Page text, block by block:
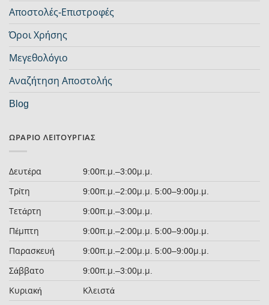
Αποστολές-Επιστροφές
Όροι Χρήσης
Μεγεθολόγιο
Αναζήτηση Αποστολής
Blog
ΩΡΆΡΙΟ ΛΕΙΤΟΥΡΓΊΑΣ
Δευτέρα 9:00π.μ.–3:00μ.μ.
Τρίτη 9:00π.μ.–2:00μ.μ. 5:00–9:00μ.μ.
Τετάρτη 9:00π.μ.–3:00μ.μ.
Πέμπτη 9:00π.μ.–2:00μ.μ. 5:00–9:00μ.μ.
Παρασκευή 9:00π.μ.–2:00μ.μ. 5:00–9:00μ.μ.
Σάββατο 9:00π.μ.–3:00μ.μ.
Κυριακή Κλειστά